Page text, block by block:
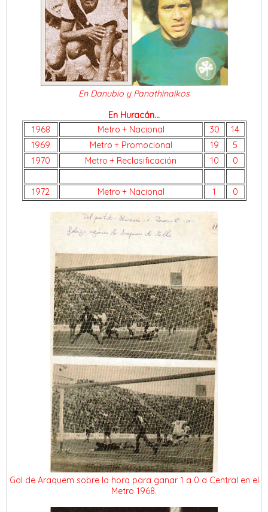
En Danubio y Panathinaikos
En Huracán...
1968
Metro + Nacional 30
14
1969
Metro + Promocional 19
5
1970
Metro + Reclasificación 10 0
1972 Metro + Nacional 1 0
Gol de Araquem sobre la hora para ganar 1 a 0 a Central en el
Metro 1968.